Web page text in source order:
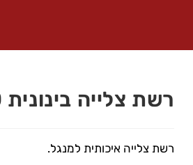
רשת צלייה בינונית 40X20 ס״מ
רשת צלייה איכותית למנגל.